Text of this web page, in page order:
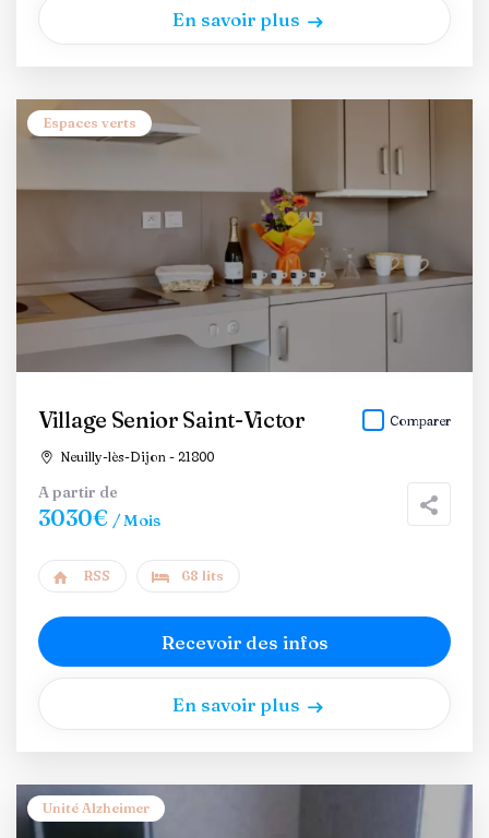
En savoir plus
Espaces verts
Village Senior Saint-Victor
Neuilly-lès-Dijon - 21800
Comparer
A partir de
3030€ / Mois
RSS 68 lits
Recevoir des infos
En savoir plus
Unité Alzheimer